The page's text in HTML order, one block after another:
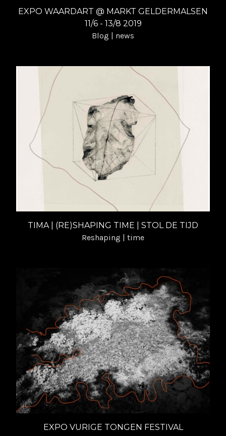
EXPO WAARDART @ MARKT GELDERMALSEN
11/6 - 13/8 2019
Blog | news
TIMA | (RE)SHAPING TIME | STOL DE TIJD
Reshaping | time
EXPO VURIGE TONGEN FESTIVAL